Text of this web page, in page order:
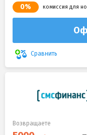
0% комиссия для
Сравнить
Возвращаете